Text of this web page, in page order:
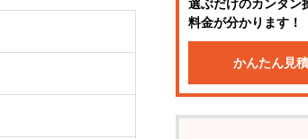
選ぶだけのカンタン
料金が分かります！
かんたん見